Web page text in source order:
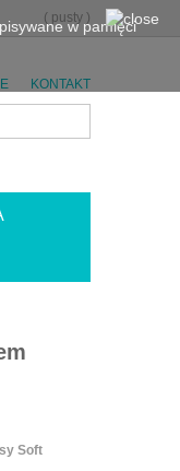
( pusty )
KONTAKT
Soft
w pamięci